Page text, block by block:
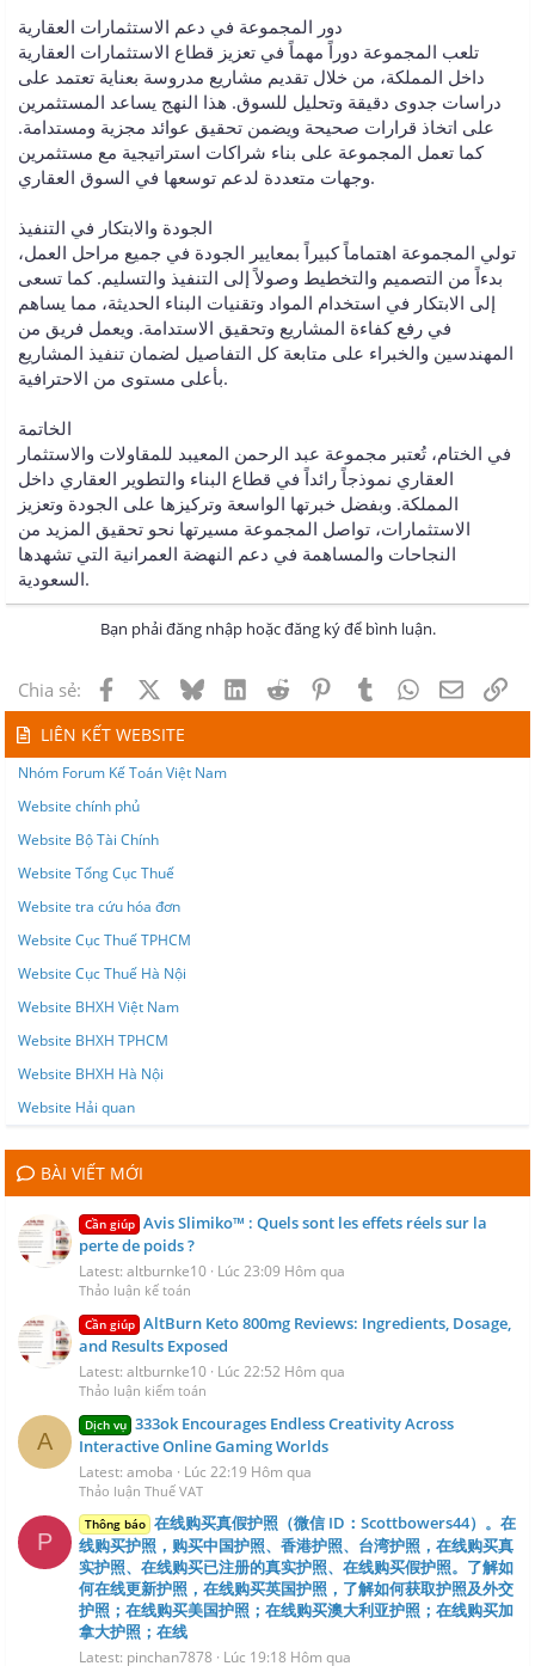
دور المجموعة في دعم الاستثمارات العقارية
تلعب المجموعة دوراً مهماً في تعزيز قطاع الاستثمارات العقارية
داخل المملكة، من خلال تقديم مشاريع مدروسة بعناية تعتمد على
دراسات جدوى دقيقة وتحليل للسوق. هذا النهج يساعد المستثمرين
على اتخاذ قرارات صحيحة ويضمن تحقيق عوائد مجزية ومستدامة.
كما تعمل المجموعة على بناء شراكات استراتيجية مع مستثمرين
وجهات متعددة لدعم توسعها في السوق العقاري.
الجودة والابتكار في التنفيذ
تولي المجموعة اهتماماً كبيراً بمعايير الجودة في جميع مراحل العمل،
بدءاً من التصميم والتخطيط وصولاً إلى التنفيذ والتسليم. كما تسعى
إلى الابتكار في استخدام المواد وتقنيات البناء الحديثة، مما يساهم
في رفع كفاءة المشاريع وتحقيق الاستدامة. ويعمل فريق من
المهندسين والخبراء على متابعة كل التفاصيل لضمان تنفيذ المشاريع
بأعلى مستوى من الاحترافية.
الخاتمة
في الختام، تُعتبر مجموعة عبد الرحمن المعيبد للمقاولات والاستثمار
العقاري نموذجاً رائداً في قطاع البناء والتطوير العقاري داخل
المملكة. وبفضل خبرتها الواسعة وتركيزها على الجودة وتعزيز
الاستثمارات، تواصل المجموعة مسيرتها نحو تحقيق المزيد من
النجاحات والمساهمة في دعم النهضة العمرانية التي تشهدها
السعودية.
Bạn phải đăng nhập hoặc đăng ký để bình luận.
Chia sẻ: Facebook BlueskyLinkedInReddit PinterestTumblrWhatsApp
Email
LIÊN KẾT WEBSITE
Nhóm Forum Kế Toán Việt Nam
Website chính phủ
Website Bộ Tài Chính
Website Tổng Cục Thuế
Website tra cứu hóa đơn
Website Cục Thuế TPHCM
Website Cục Thuế Hà Nội
Website BHXH Việt Nam
Website BHXH TPHCM
Website BHXH Hà Nội
Website Hải quan
BÀI VIẾT MỚI
Cần giúp Avis Slimiko™ : Quels sont les effets réels sur la
perte de poids ?
Latest: altburnke10 Lúc 23:09 Hôm qua
Thảo luận kế toán
Cần giúp AltBurn Keto 800mg Reviews: Ingredients, Dosage,
and Results Exposed
Latest: altburnke10 Lúc 22:52 Hôm qua
Thảo luận kiểm toán
A
Dịch vụ 333ok Encourages Endless Creativity Across
Interactive Online Gaming Worlds
Latest: amoba Lúc 22:19 Hôm qua
Thảo luận Thuế VAT
P
Thông báo 在线购买真假护照（微信 ID：Scottbowers44）。在
线购买护照，购买中国护照、香港护照、台湾护照，在线购买真
实护照、在线购买已注册的真实护照、在线购买假护照。了解如
何在线更新护照，在线购买英国护照，了解如何获取护照及外交
护照；在线购买美国护照；在线购买澳大利亚护照；在线购买加
拿大护照；在线
Latest: pinchan7878 Lúc 19:18 Hôm qua